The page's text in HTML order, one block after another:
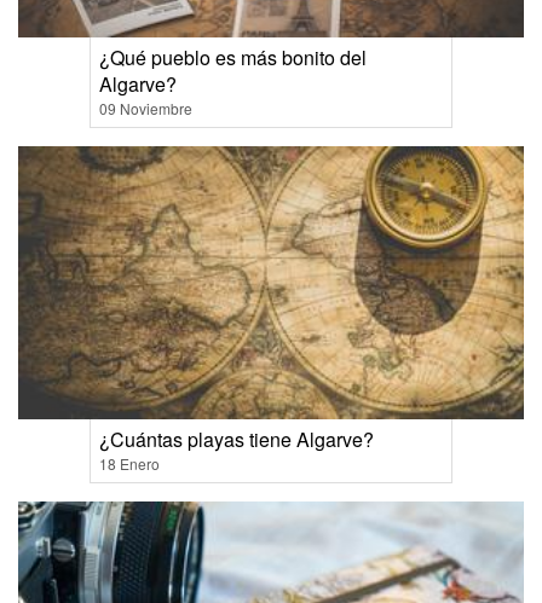
¿Qué pueblo es más bonito del
Algarve?
09 Noviembre
¿Cuántas playas tiene Algarve?
18 Enero